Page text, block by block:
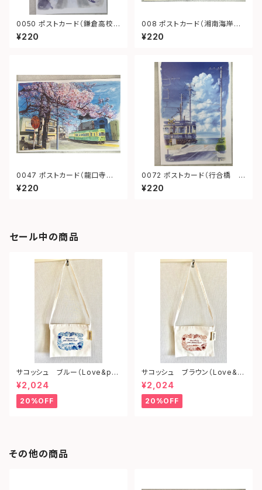
0050 ポストカード（鎌倉高校
前1号踏切）
¥220
008 ポストカード（湘南海岸公
園駅 善乃園）
¥220
0047 ポストカード（龍口寺
江ノ電）
¥220
0072 ポストカード（行合橋
江ノ電）
¥220
セール中の商品
サコッシュ ブルー（Love&pe
ace from shonan)
¥2,024
20%OFF
サコッシュ ブラウン（Love&p
eace from shonan)
¥2,024
20%OFF
その他の商品